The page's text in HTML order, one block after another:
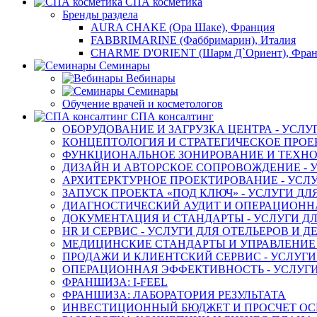
Бренды раздела
AURA CHAKE (Ора Шаке), Франция
FABBRIMARINE (Фаббримарин), Италия
CHARME D'ORIENT (Шарм Д`Ориент),
Семинары
Вебинары
Семинары
Обучение врачей и косметологов
СПА консалтинг
ОБОРУДОВАНИЕ И ЗАГРУЗКА ЦЕНТРА -
КОНЦЕПТОЛОГИЯ И СТРАТЕГИЧЕСКОЕ
ФУНКЦИОНАЛЬНОЕ ЗОНИРОВАНИЕ И
ДИЗАЙН И АВТОРСКОЕ СОПРОВОЖДЕНИЕ -
АРХИТЕРКТУРНОЕ ПРОЕКТИРОВАНИЕ -
ЗАПУСК ПРОЕКТА «ПОД КЛЮЧ» - УСЛУГИ
ДИАГНОСТИЧЕСКИЙ АУДИТ И
ДОКУМЕНТАЦИЯ И СТАНДАРТЫ - УСЛУГИ
HR И СЕРВИС - УСЛУГИ ДЛЯ ОТЕЛЬЕРОВ И
МЕДИЦИНСКИЕ СТАНДАРТЫ И
ПРОДАЖИ И КЛИЕНТСКИЙ СЕРВИС -
ОПЕРАЦИОННАЯ ЭФФЕКТИВНОСТЬ -
ФРАНШИЗА: I-FEEL
ФРАНШИЗА: ЛАБОРАТОРИЯ РЕЗУЛЬТАТА
ИНВЕСТИЦИОННЫЙ БЮДЖЕТ И ПРОСЧЕТ